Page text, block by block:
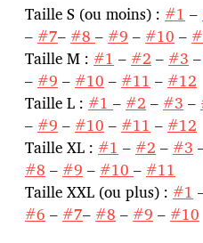
Taille S (ou moins) : #1 –
– #7– #8 – #9 – #10 –
Taille M : #1 – #2 – #3 –
– #9 – #10 – #11 – #12
Taille L : #1 – #2 – #3 –
– #9 – #10 – #11 – #12
Taille XL : #1 – #2 – #3
#8 – #9 – #10 – #11
Taille XXL (ou plus) : #1
#6 – #7– #8 – #9 – #10